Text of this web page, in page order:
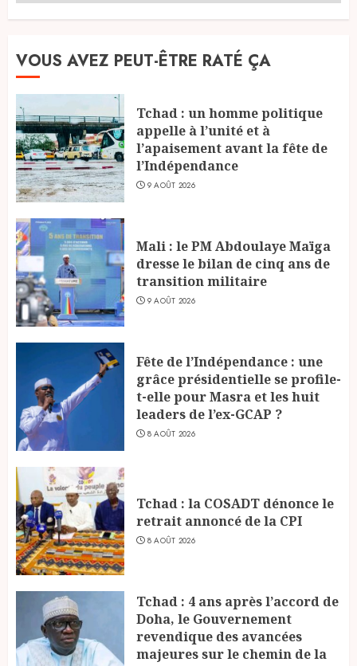
VOUS AVEZ PEUT-ÊTRE RATÉ ÇA
Tchad : un homme politique
appelle à l’unité et à
l’apaisement avant la fête de
l’Indépendance
9 AOÛT 2026
Mali : le PM Abdoulaye Maïga
dresse le bilan de cinq ans de
transition militaire
9 AOÛT 2026
Fête de l’Indépendance : une
grâce présidentielle se profile-
t-elle pour Masra et les huit
leaders de l’ex-GCAP ?
8 AOÛT 2026
Tchad : la COSADT dénonce le
retrait annoncé de la CPI
8 AOÛT 2026
Tchad : 4 ans après l’accord de
Doha, le Gouvernement
revendique des avancées
majeures sur le chemin de la